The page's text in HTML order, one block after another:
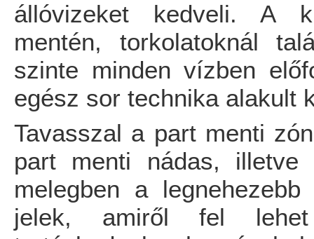
állóvizeket kedveli. A
mentén, torkolatoknál
szinte minden vízben
egész sor technika alakult
Tavasszal a part menti
part menti nádas,
melegben a
jelek, amiről fel